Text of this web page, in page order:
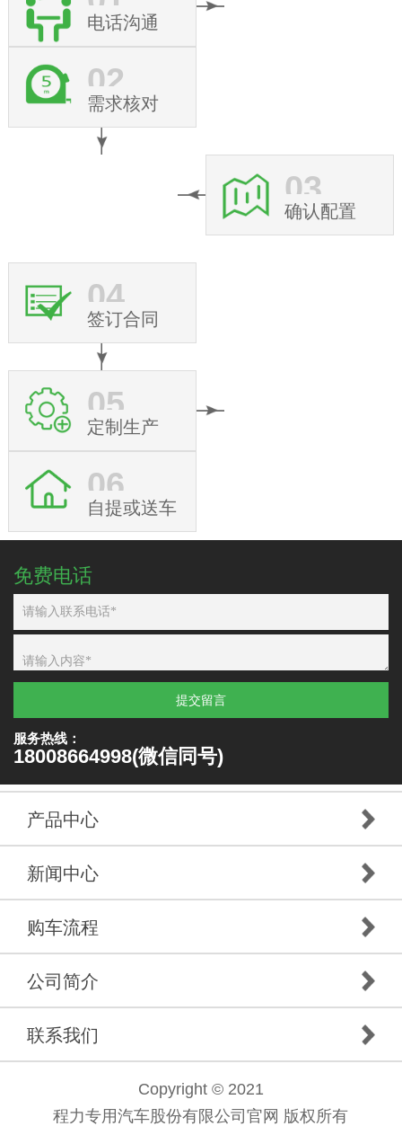
电话沟通
02
需求核对
03
确认配置
04
签订合同
05
定制生产
06
自提或送车
免费电话
提交留言
服务热线：
18008664998(微信同号)
产品中心
新闻中心
购车流程
公司简介
联系我们
Copyright © 2021
程力专用汽车股份有限公司官网 版权所有